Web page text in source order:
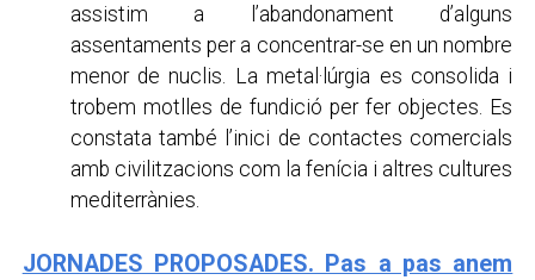
assistim a l’abandonament d’alguns
assentaments per a concentrar-se en un nombre
menor de nuclis. La metal·lúrgia es consolida i
trobem motlles de fundició per fer objectes. Es
constata també l’inici de contactes comercials
amb civilitzacions com la fenícia i altres cultures
mediterrànies.
JORNADES PROPOSADES. Pas a pas anem